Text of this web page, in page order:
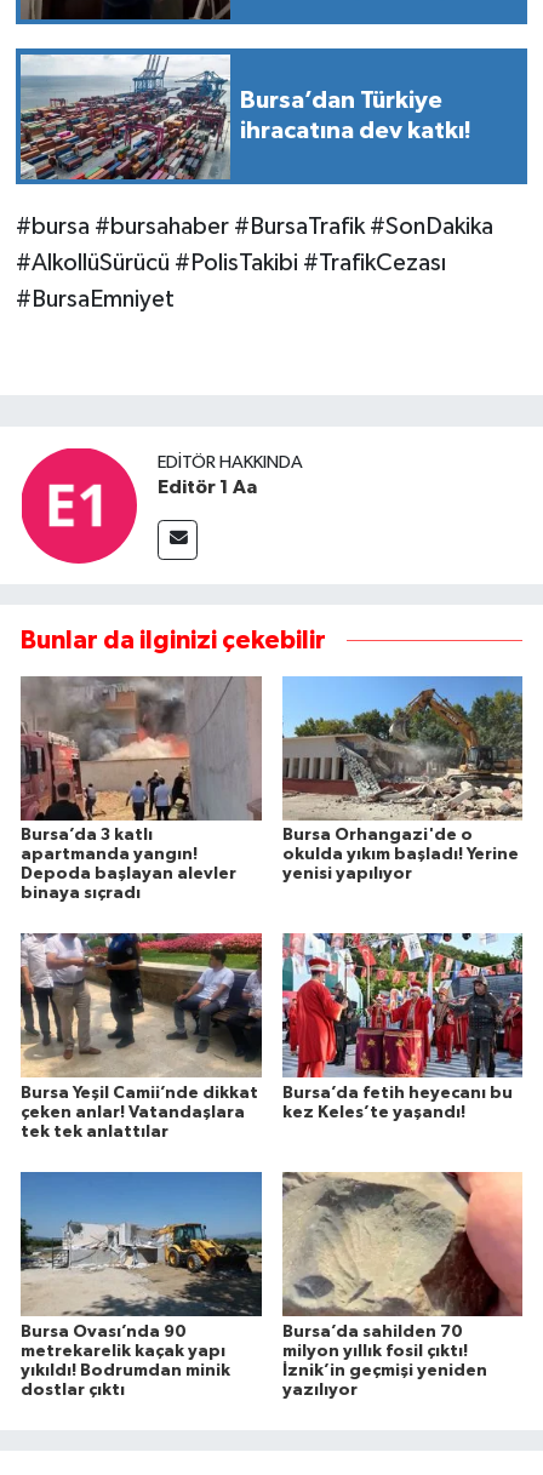
Bursa’dan Türkiye
ihracatına dev katkı!
#bursa #bursahaber #BursaTrafik #SonDakika
#AlkollüSürücü #PolisTakibi #TrafikCezası
#BursaEmniyet
EDITÖR HAKKINDA
Editör 1 Aa
Bunlar da ilginizi çekebilir
Bursa’da 3 katlı
apartmanda yangın!
Depoda başlayan alevler
binaya sıçradı
Bursa Orhangazi'de o
okulda yıkım başladı! Yerine
yenisi yapılıyor
Bursa Yeşil Camii’nde dikkat
çeken anlar! Vatandaşlara
tek tek anlattılar
Bursa’da fetih heyecanı bu
kez Keles’te yaşandı!
Bursa Ovası’nda 90
metrekarelik kaçak yapı
yıkıldı! Bodrumdan minik
dostlar çıktı
Bursa’da sahilden 70
milyon yıllık fosil çıktı!
İznik’in geçmişi yeniden
yazılıyor